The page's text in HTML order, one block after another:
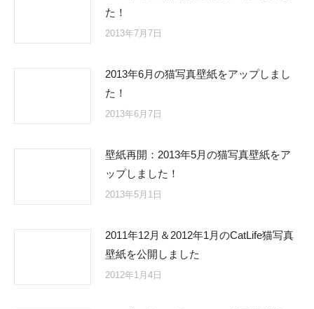
た！
2013年7月7日
2013年6月の猫写真壁紙をアップしまし
た！
2013年6月7日
壁紙再開：2013年5月の猫写真壁紙をア
ップしました！
2013年5月1日
2011年12月＆2012年1月のCatLife猫写真
壁紙を公開しました
2012年1月4日